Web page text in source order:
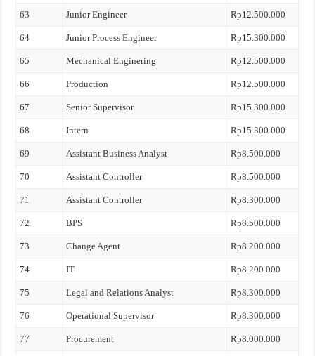
63 Junior Engineer Rp12.500.000
64 Junior Process Engineer Rp15.300.000
65 Mechanical Enginering Rp12.500.000
66 Production Rp12.500.000
67 Senior Supervisor Rp15.300.000
68 Intern Rp15.300.000
69 Assistant Business Analyst Rp8.500.000
70 Assistant Controller Rp8.500.000
71 Assistant Controller Rp8.300.000
72 BPS Rp8.500.000
73 Change Agent Rp8.200.000
74 IT Rp8.200.000
75 Legal and Relations Analyst Rp8.300.000
76 Operational Supervisor Rp8.300.000
77 Procurement Rp8.000.000